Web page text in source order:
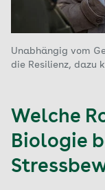
Unabhängig vom
die Resilienz, dazu
Welche
Biologie